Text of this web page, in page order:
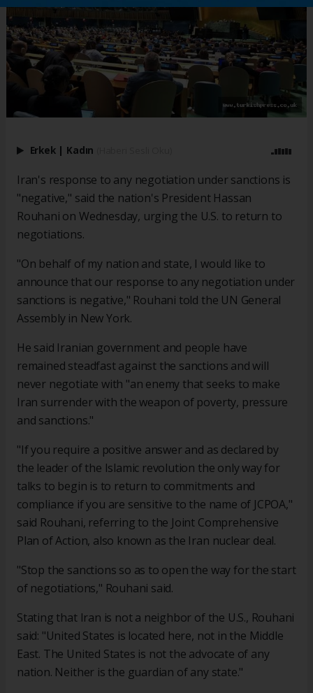
Erkek Kadın
Iran's response to any negotiation under sanctions is
"negative," said the nation's President Hassan
Rouhani on Wednesday, urging the U.S. to return to
negotiations.
"On behalf of my nation and state, I would like to
announce that our response to any negotiation under
sanctions is negative," Rouhani told the UN General
Assembly in New York.
He said Iranian government and people have
remained steadfast against the sanctions and will
never negotiate with "an enemy that seeks to make
Iran surrender with the weapon of poverty, pressure
and sanctions."
"If you require a positive answer and as declared by
the leader of the Islamic revolution the only way for
talks to begin is to return to commitments and
compliance if you are sensitive to the name of JCPOA,"
said Rouhani, referring to the Joint Comprehensive
Plan of Action, also known as the Iran nuclear deal.
"Stop the sanctions so as to open the way for the start
of negotiations," Rouhani said.
Stating that Iran is not a neighbor of the U.S., Rouhani
said: "United States is located here, not in the Middle
East. The United States is not the advocate of any
nation. Neither is the guardian of any state."